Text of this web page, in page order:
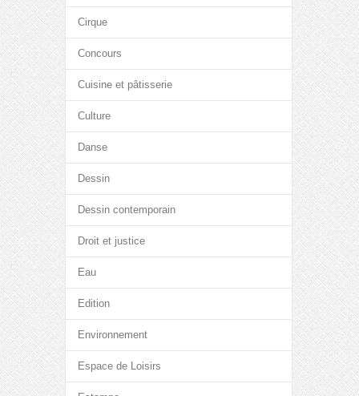
Cirque
Concours
Cuisine et pâtisserie
Culture
Danse
Dessin
Dessin contemporain
Droit et justice
Eau
Edition
Environnement
Espace de Loisirs